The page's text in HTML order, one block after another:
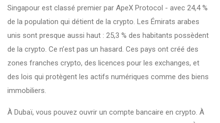
Singapour est classé premier par ApeX Protocol - avec 24,4 %
de la population qui détient de la crypto. Les Émirats arabes
unis sont presque aussi haut : 25,3 % des habitants possèdent
de la crypto. Ce n’est pas un hasard. Ces pays ont créé des
zones franches crypto, des licences pour les exchanges, et
des lois qui protègent les actifs numériques comme des biens
immobiliers.
À Dubaï, vous pouvez ouvrir un compte bancaire en crypto. À